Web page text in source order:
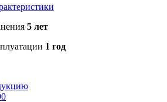
5 лет
1 год